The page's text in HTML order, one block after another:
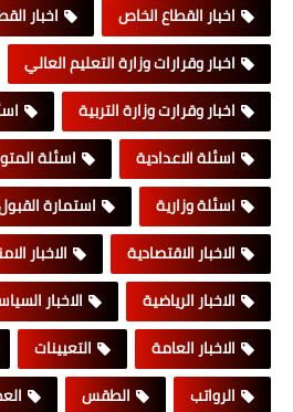
اخبار القطاع الخاص
اخبار
اخبار وقرارات وزارة التعليم العالي
اخبار وقرارت وزارة التربية
اسئلة الاعدادية
اسئلة
اسئلة وزارية
استمارة
الاخبار الاقتصادية
الاخبار
الاخبار الرياضية
الاخبار
الاخبار العامة
التعيينات
الرواتب
الطقس